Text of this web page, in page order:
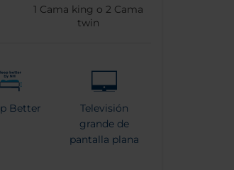
1 Cama king o2 Cama
twin
Better
Televisión
grande de
pantalla plana